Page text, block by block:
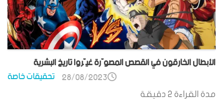
الأبطال الخارقون في القصص المصوّرة غيّروا تاريخ البشرية
تحقيقات خاصة 28/08/2023
مدة القراءة 2 دقيقة